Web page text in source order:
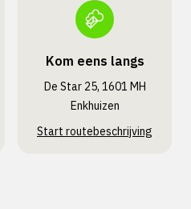
Kom eens langs
De Star 25, 1601 MH
Enkhuizen
Start routebeschrijving